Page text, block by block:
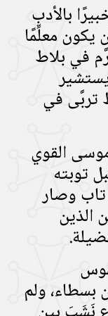
بالأدب
يكون معلِّمًا
في بلاط
تربَّى في
القوي
توبته
وصار
الذين
ولم